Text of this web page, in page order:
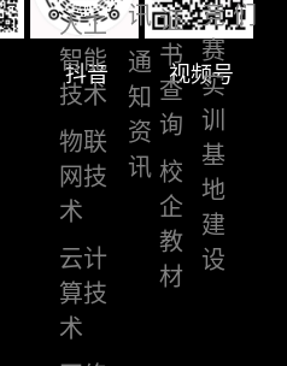
抖音 视频号
人工
智能
技术
物联
网技
术
云计
算技
术
讯
通
知
资
讯
证
书
查
询
校
企
教
材
竞
赛
实
训
基
地
建
设
们